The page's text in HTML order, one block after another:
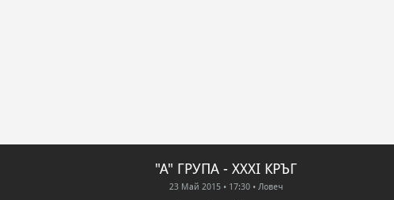
"А" ГРУПА - XXXI КРЪГ
23 Май 2015 • 17:30 • Ловеч